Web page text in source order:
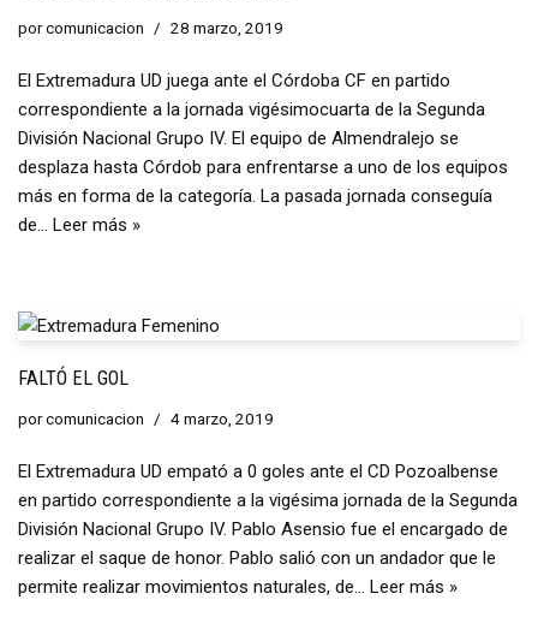
porcomunicacion 28 marzo, 2019
El Extremadura UD juega ante el Córdoba CF en partido
correspondiente a la jornada vigésimocuarta de la Segunda
División Nacional Grupo IV. El equipo de Almendralejo se
desplaza hasta Córdob para enfrentarse a uno de los equipos
más en forma de la categoría. La pasada jornada conseguía
de… Leer más »
FALTÓ EL GOL
porcomunicacion 4 marzo, 2019
El Extremadura UD empató a 0 goles ante el CD Pozoalbense
en partido correspondiente a la vigésima jornada de la Segunda
División Nacional Grupo IV. Pablo Asensio fue el encargado de
realizar el saque de honor. Pablo salió con un andador que le
permite realizar movimientos naturales, de… Leer más »